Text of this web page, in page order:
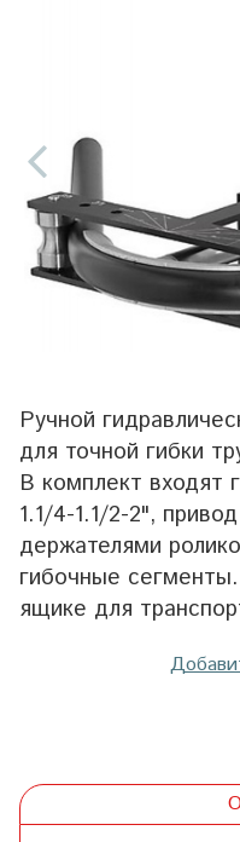
Ручной
для точной гибки
В комплект входят
1.1/4-1.1/2-2",
держателями
гибочные
ящике для